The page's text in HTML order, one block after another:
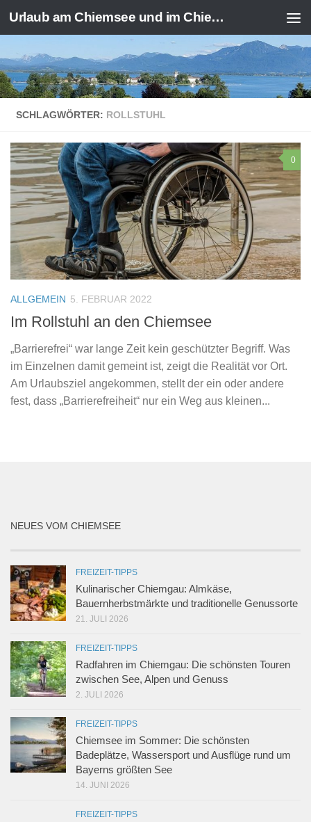
Zum Inhalt springen Urlaub am Chiemsee und im Chiemgau
SCHLAGWÖRTER: ROLLSTUHL
0
ALLGEMEIN 5. FEBRUAR 2022
Im Rollstuhl an den Chiemsee
„Barrierefrei“ war lange Zeit kein geschützter Begriff. Was
im Einzelnen damit gemeint ist, zeigt die Realität vor Ort.
Am Urlaubsziel angekommen, stellt der ein oder andere
fest, dass „Barrierefreiheit“ nur ein Weg aus kleinen...
NEUES VOM CHIEMSEE
FREIZEIT-TIPPS
Kulinarischer Chiemgau: Almkäse,
Bauernherbstmärkte und traditionelle Genussorte
21. JULI 2026
FREIZEIT-TIPPS
Radfahren im Chiemgau: Die schönsten Touren
zwischen See, Alpen und Genuss
2. JULI 2026
FREIZEIT-TIPPS
Chiemsee im Sommer: Die schönsten
Badeplätze, Wassersport und Ausflüge rund um
Bayerns größten See
14. JUNI 2026
FREIZEIT-TIPPS